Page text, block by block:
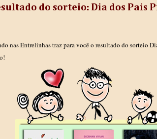
do sorteio: Dia dos Pais
nas Entrelinhas traz para você o resultado do sorteio